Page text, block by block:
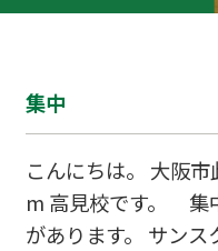
集中
こんにちは。 大阪
m 高見校です。 集
があります。 サン